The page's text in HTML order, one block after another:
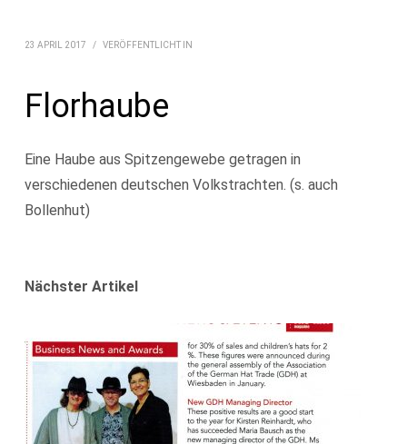
23 APRIL 2017 / VERÖFFENTLICHT IN
Florhaube
Eine Haube aus Spitzengewebe getragen in
verschiedenen deutschen Volkstrachten. (s. auch
Bollenhut)
Nächster Artikel